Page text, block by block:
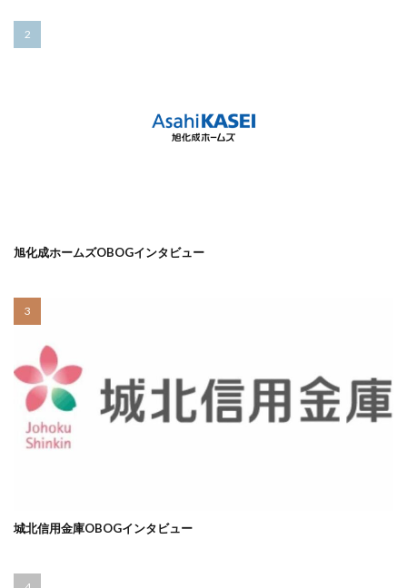
旭化成ホームズOBOGインタビュー
城北信用金庫OBOGインタビュー